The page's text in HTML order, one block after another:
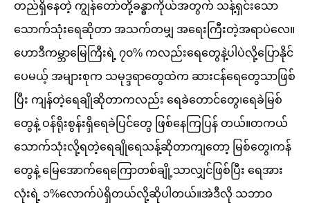
တည်ရှိနေတဲ့ ကျွန်တော်တို့ခန္ဓာကိုယ်အတွက် သန့်ရှင်းသော
သောက်သုံးရေဆိုတာ အသက်တမျှ အရေးကြီးတဲ့အရာပဲလေ။
ဟောဒီကမ္ဘာမြေကြီးရဲ့ ၇၀% ကလည်းရေတွေနဲ့ပါပဲလို့ပြောနိုင်
ပေမယ့် အများစုက သမုဒ္ဒရာတွေထဲက ဆားငန်ရေတွေသာဖြစ်
ပြီး ကျန်တဲ့ရေချိုဆိုတာကလည်း ရေခဲတောင်တွေ၊ရေခဲမြစ်
တွေနဲ့ ဝန်ရိုးစွန်းရှိရေခဲပြင်တွေ ဖြစ်နေကြပြန် တယ်။တကယ်
သောက်သုံးလို့ရတဲ့ရေချိုရေသန့်ဆိုတာကျတော့ မြစ်တွေ၊ကန်
တွေနဲ့ မြေအောက်ရေကြောတစ်ချို့သာလျှင်ဖြစ်ပြီး ရေအား
လုံးရဲ့ ၁%လောက်ပဲရှိတယ်လို့ဆိုပါတယ်။အဲဒီလို သဘာဝ